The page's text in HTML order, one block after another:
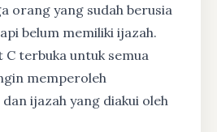
orang yang sudah berusia
belum memiliki ijazah.
C terbuka untuk semua
memperoleh
ijazah yang diakui oleh